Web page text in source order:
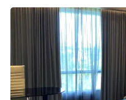
暹
羅
博
項"
統
甜
點、
親
子
旅